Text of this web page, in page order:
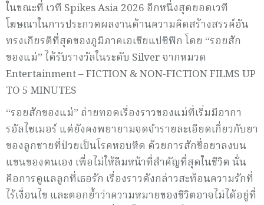
ในขณะที่ เวที Spikes Asia 2026 อีกหนึ่งสุดยอดเวที
โฆษณาในการประกวดผลงานด้านความคิดสร้างสรรค์อัน
ทรงเกียรติที่สุดของภูมิภาคเอเชียแปซิฟิก โดย “รอยสัก
ของแม่” ได้รับรางวัลในระดับ Silver จากหมวด
Entertainment – FICTION & NON-FICTION FILMS UP
TO 5 MINUTES
“รอยสักของแม่” ถ่ายทอดเรื่องราวของแม่ที่เริ่มมีอากา
รอัลไซเมอร์ แต่ยังคงพยายามจดจำรายละเอียดเกี่ยวกับยา
ของลูกชายที่ป่วยเป็นโรคหอบหืด ด้วยการสักชื่อยาลงบน
แขนของตนเอง เพื่อไม่ให้ลืมหน้าที่สำคัญที่สุดในชีวิต นั่น
คือการดูแลลูกที่เธอรัก เรื่องราวดังกล่าวสะท้อนความรักที่
ไร้เงื่อนไข และตอกย้ำว่าความหมายของชีวิตอาจไม่ได้อยู่ที่